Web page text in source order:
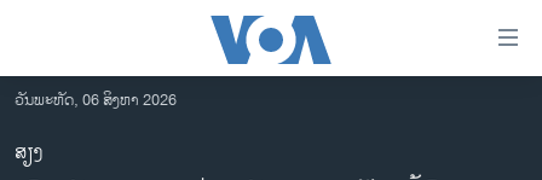
ເຂົ້າ
ຫາ
ຂ້າມລາວ
ວັນພະຫັດ, 06 ສິງຫາ 2026
ສຽງ